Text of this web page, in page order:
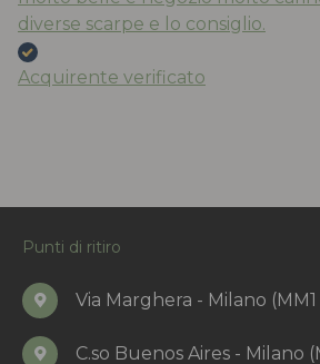
diverse scarpe e lo consiglio.
Acquirente verificato
Punti di ritiro
Via Marghera - Milano
C.so Buenos Aires - Milano